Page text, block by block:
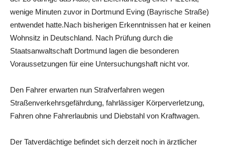
wenige Minuten zuvor in Dortmund Eving (Bayrische Straße)
entwendet hatte.Nach bisherigen Erkenntnissen hat er keinen
Wohnsitz in Deutschland. Nach Prüfung durch die
Staatsanwaltschaft Dortmund lagen die besonderen
Voraussetzungen für eine Untersuchungshaft nicht vor.
Den Fahrer erwarten nun Strafverfahren wegen
Straßenverkehrsgefährdung, fahrlässiger Körperverletzung,
Fahren ohne Fahrerlaubnis und Diebstahl von Kraftwagen.
Der Tatverdächtige befindet sich derzeit noch in ärztlicher